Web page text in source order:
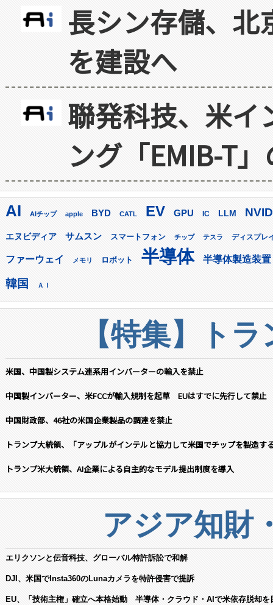
長シン存儲、北
を建設へ
聯発科技、米イ
ング「EMIB-T
AI AIチップ apple BYD CATL EV GPU IC LLM
エヌビディア サムスン スマートフォン チップ テスラ ディスプレ
ファーウェイ メモリ ロボット 半導体 半導体製造装置
韓国 ＡＩ
【特集】ト
米国、中国製システム連系用インバーターの輸入を禁止
中国製インバーター、米FCCが輸入規制を起草 EUはすでに先行して禁止
中国財政部、46社の米国企業製品の調達を禁止
トランプ大統領、「アップルがインテルと協力して米国でチップを製造す
トランプ米大統領、AI企業による自主的なモデル提出制度を導入
アジア知財
エリクソンと伝音科技、グローバル特許訴訟で和解
DJI、米国でInsta360のLunaカメラを特許侵害で提訴
EU、「技術主権」確立へ本格始動 半導体・クラウド・AIで米依存脱却を